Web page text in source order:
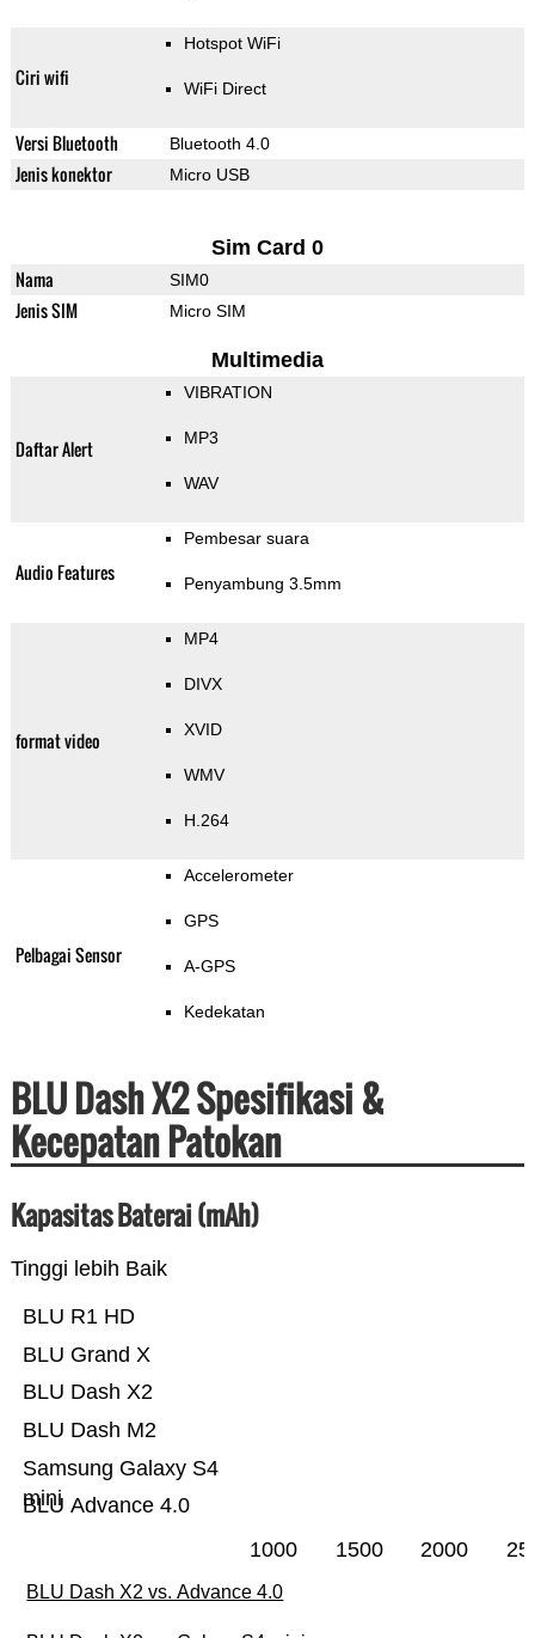
Ciri wifi
Hotspot WiFi
WiFi Direct
Versi Bluetooth Bluetooth 4.0
Jenis konektor Micro USB
Sim Card 0
Nama SIM0
Jenis SIM Micro SIM
Multimedia
Daftar Alert
VIBRATION
MP3
WAV
Audio Features
Pembesar suara
Penyambung 3.5mm
format video
MP4
DIVX
XVID
WMV
H.264
Pelbagai Sensor
Accelerometer
GPS
A-GPS
Kedekatan
BLU Dash X2 Spesifikasi &
Kecepatan Patokan
Kapasitas Baterai (mAh)
Tinggi lebih Baik
BLU Advance 4.0
Samsung Galaxy S4
mini
BLU Dash M2
BLU Dash X2
BLU Grand X
BLU R1 HD
1000 1500 2000
BLU Dash X2 vs. Advance 4.0